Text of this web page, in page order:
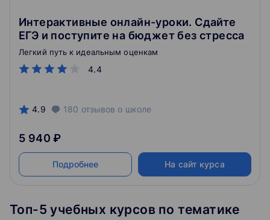
Интерактивные онлайн-уроки. Сдайте
ЕГЭ и поступите на бюджет без стресса
4.4
Легкий путь к идеальным оценкам
4.9 180 отзывов о школе
5 940 ₽
Подробнее На сайт курса
Топ-5 учебных курсов по тематике